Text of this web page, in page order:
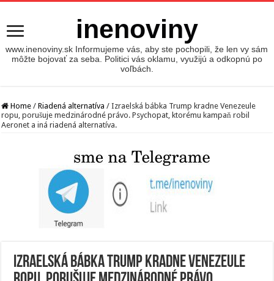
inenoviny
www.inenoviny.sk Informujeme vás, aby ste pochopili, že len vy sám
môžte bojovať za seba. Politici vás oklamu, využijú a odkopnú po
voľbách.
Home / Riadená alternatíva / Izraelská bábka Trump kradne Venezeule
ropu, porušuje medzinárodné právo. Psychopat, ktorému kampaň robil
Aeronet a iná riadená alternatíva.
Izraelská bábka Trump kradne Venezeule